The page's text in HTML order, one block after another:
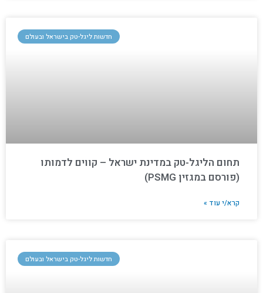
חדשות ליגל-טק בישראל ובעולם
תחום הליגל-טק במדינת ישראל – קווים לדמותו
(פורסם במגזין PSMG)
קרא/י עוד »
חדשות ליגל-טק בישראל ובעולם